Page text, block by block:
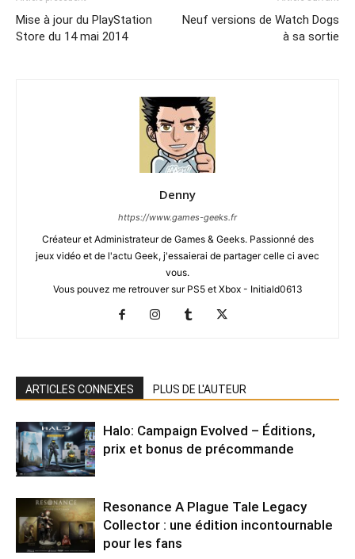
Mise à jour du PlayStation
Store du 14 mai 2014
Neuf versions de Watch Dogs
à sa sortie
Denny
https://www.games-geeks.fr
Créateur et Administrateur de Games & Geeks. Passionné des
jeux vidéo et de l'actu Geek, j'essaierai de partager celle ci avec
vous.
Vous pouvez me retrouver sur PS5 et Xbox - Initiald0613
ARTICLES CONNEXES PLUS DE L'AUTEUR
Halo: Campaign Evolved – Éditions,
prix et bonus de précommande
Resonance A Plague Tale Legacy
Collector : une édition incontournable
pour les fans